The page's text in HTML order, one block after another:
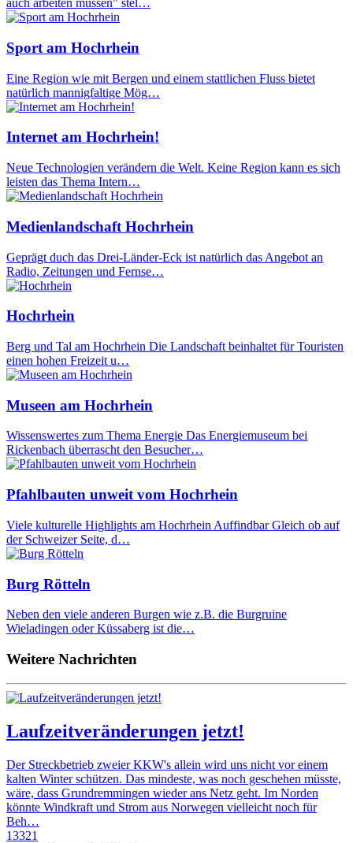
auch arbeiten müssen" stel…
Sport am Hochrhein
Eine Region wie mit Bergen und einem stattlichen Fluss bietet
natürlich mannigfaltige Mög…
Internet am Hochrhein!
Neue Technologien verändern die Welt. Keine Region kann es sich
leisten das Thema Intern…
Medienlandschaft Hochrhein
Geprägt duch das Drei-Länder-Eck ist natürlich das Angebot an
Radio, Zeitungen und Fernse…
Hochrhein
Berg und Tal am Hochrhein Die Landschaft beinhaltet für Touristen
einen hohen Freizeit u…
Museen am Hochrhein
Wissenswertes zum Thema Energie Das Energiemuseum bei
Rickenbach überrascht den Besucher…
Pfahlbauten unweit vom Hochrhein
Viele kulturelle Highlights am Hochrhein Auffindbar Gleich ob auf
der Schweizer Seite, d…
Burg Rötteln
Neben den viele anderen Burgen wie z.B. die Burgruine
Wieladingen oder Küssaberg ist die…
Weitere Nachrichten
Laufzeitveränderungen jetzt!
Der Streckbetrieb zweier KKW's allein wird uns nicht vor einem
kalten Winter schützen. Das mindeste, was noch geschehen müsste,
wäre, dass Grundremmingen wieder ans Netz geht. Im Norden
könnte Windkraft und Strom aus Norwegen vielleicht noch für
Beh…
13321